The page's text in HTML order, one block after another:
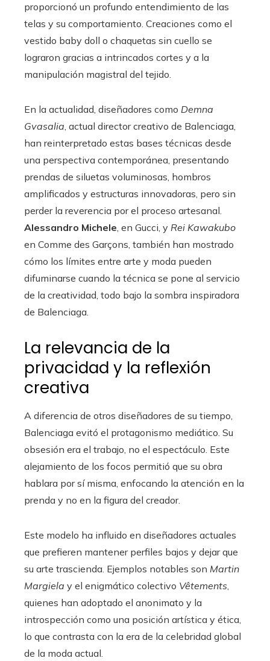
proporcionó un profundo entendimiento de las
telas y su comportamiento. Creaciones como el
vestido baby doll o chaquetas sin cuello se
lograron gracias a intrincados cortes y a la
manipulación magistral del tejido.
En la actualidad, diseñadores como Demna
Gvasalia, actual director creativo de Balenciaga,
han reinterpretado estas bases técnicas desde
una perspectiva contemporánea, presentando
prendas de siluetas voluminosas, hombros
amplificados y estructuras innovadoras, pero sin
perder la reverencia por el proceso artesanal.
Alessandro Michele, en Gucci, y Rei Kawakubo
en Comme des Garçons, también han mostrado
cómo los límites entre arte y moda pueden
difuminarse cuando la técnica se pone al servicio
de la creatividad, todo bajo la sombra inspiradora
de Balenciaga.
La relevancia de la
privacidad y la reflexión
creativa
A diferencia de otros diseñadores de su tiempo,
Balenciaga evitó el protagonismo mediático. Su
obsesión era el trabajo, no el espectáculo. Este
alejamiento de los focos permitió que su obra
hablara por sí misma, enfocando la atención en la
prenda y no en la figura del creador.
Este modelo ha influido en diseñadores actuales
que prefieren mantener perfiles bajos y dejar que
su arte trascienda. Ejemplos notables son Martin
Margiela y el enigmático colectivo Vêtements,
quienes han adoptado el anonimato y la
introspección como una posición artística y ética,
lo que contrasta con la era de la celebridad global
de la moda actual.